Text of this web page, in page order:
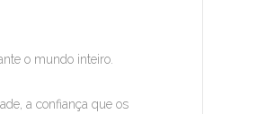
o mundo inteiro.
a confiança que os